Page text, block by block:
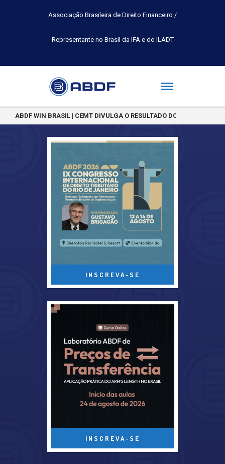
Associação Brasileira de Direito Financeiro /
Representante no Brasil da IFA e do ILADT
ABDF WIN BRASIL | CEMT DIVULGA O RESULTADO DO CONCURSO
INSCREVA-SE
INSCREVA-SE